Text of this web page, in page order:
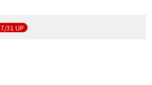
7/31 UP